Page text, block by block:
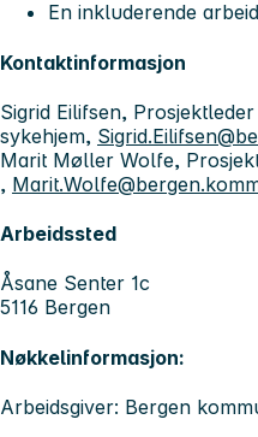
En inkluderende
Kontaktinformasjon
Sigrid Eilifsen,
sykehjem,
Marit Møller Wolfe,
,
Arbeidssted
Åsane Senter 1c
5116 Bergen
Nøkkelinformasjon:
Arbeidsgiver: Bergen